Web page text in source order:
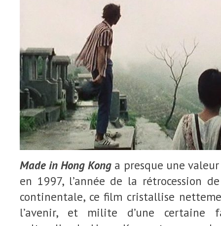
Made in Hong Kong a presque une
en 1997, l’année de la rétrocession
continentale, ce film cristallise
l’avenir, et milite d’une certaine